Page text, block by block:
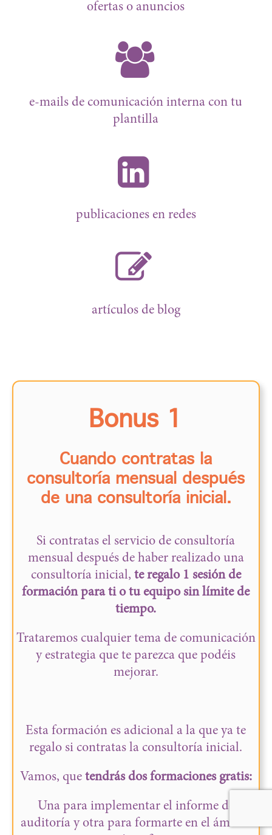
ofertas o anuncios
e-mails de comunicación interna con tu
plantilla
publicaciones en redes
artículos de blog
Bonus 1
Cuando contratas la
consultoría mensual después
de una consultoría inicial.
Si contratas el servicio de consultoría
mensual después de haber realizado una
consultoría inicial, te regalo 1 sesión de
formación para ti o tu equipo sin límite de
tiempo.
Trataremos cualquier tema de comunicación
y estrategia que te parezca que podéis
mejorar.
Esta formación es adicional a la que ya te
regalo si contratas la consultoría inicial.
Vamos, que tendrás dos formaciones gratis:
Una para implementar el informe de
auditoría y otra para formarte en el ámbito